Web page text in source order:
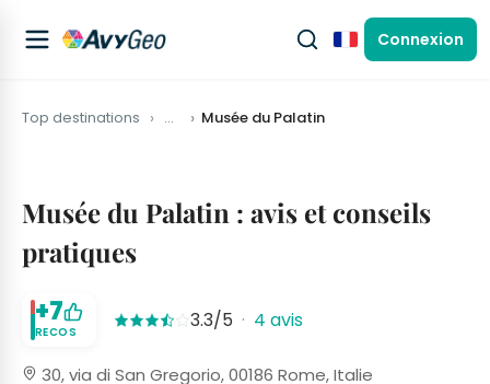
FrançaisConnexion
Top destinations … Musée du Palatin
Musée du Palatin : avis et conseils
pratiques
+7
RECOS 3.3/5 · 4 avis
30, via di San Gregorio, 00186 Rome, Italie